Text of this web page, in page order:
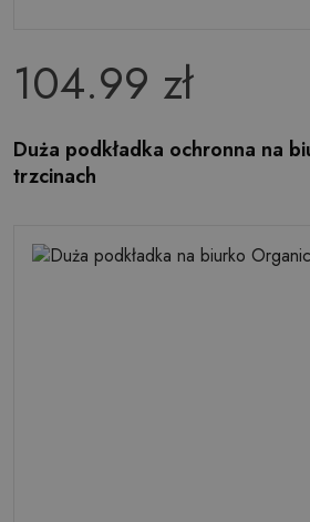
104.99 zł
Duża podkładka ochronna na
trzcinach